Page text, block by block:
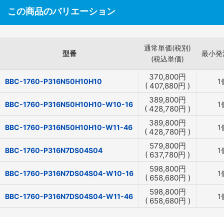
この商品のバリエーション
型番
通常単価(税別)
(税込単価)
最小
BBC-1760-P316N50H10H10 370,800円
( 407,880円 ) 1
BBC-1760-P316N50H10H10-W10-16 389,800円
( 428,780円 ) 1
BBC-1760-P316N50H10H10-W11-46 389,800円
( 428,780円 ) 1
BBC-1760-P316N7DS04S04 579,800円
( 637,780円 ) 1
BBC-1760-P316N7DS04S04-W10-16 598,800円
( 658,680円 ) 1
BBC-1760-P316N7DS04S04-W11-46 598,800円
( 658,680円 ) 1